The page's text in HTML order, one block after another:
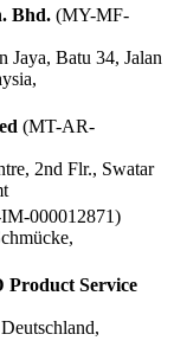
Bhd. (MY-MF-
Jaya, Batu 34, Jalan
(MT-AR-
2nd Flr., Swatar
000012871)
Product Service